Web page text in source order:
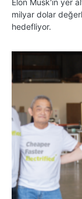
milyar dolar
hedefliyor.